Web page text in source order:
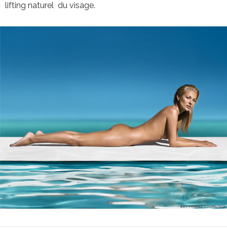
lifting naturel du visage.